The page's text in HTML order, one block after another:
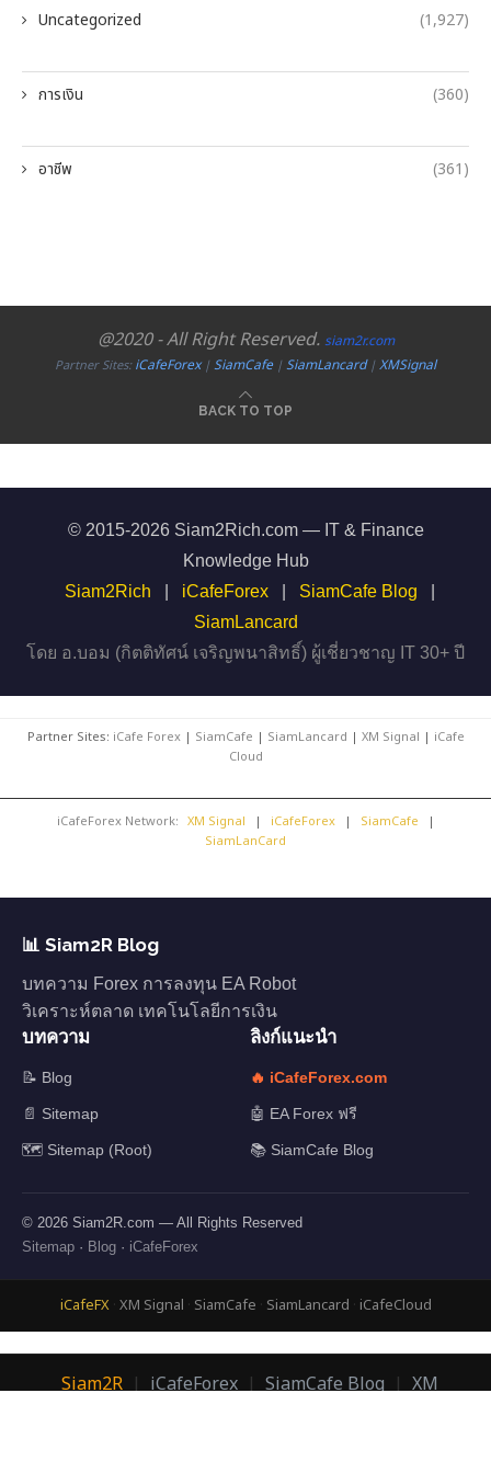
Uncategorized (1,927)
การเงิน (360)
อาชีพ (361)
@2020 - All Right Reserved. siam2r.com
Partner Sites:iCafeForex|SiamCafe|SiamLancard|XMSignal
BACK TO TOP
© 2015-2026 Siam2Rich.com — IT & Finance
Knowledge Hub
Siam2Rich
iCafeForex SiamCafe Blog
SiamLancard
โดย อ.บอม (กิตติทัศน์ เจริญพนาสิทธิ์) ผู้เชี่ยวชาญ IT 30+ ปี
Partner Sites: iCafe Forex| SiamCafe | SiamLancard | XM Signal | iCafe
Cloud
iCafeForex Network: XM Signal | iCafeForex | SiamCafe
|
SiamLanCard
📊 Siam2R Blog
บทความ Forex การลงทุน EA Robot
วิเคราะห์ตลาด เทคโนโลยีการเงิน
บทความ
📝 Blog
📄 Sitemap
🗺️ Sitemap (Root)
ลิงก์แนะนำ
🔥 iCafeForex.com
🤖 EA Forex ฟรี
📚 SiamCafe Blog
© 2026 Siam2R.com — All Rights Reserved
Sitemap · Blog · iCafeForex
iCafeFX· XM Signal · SiamCafe · SiamLancard · iCafeCloud
Siam2R | iCafeForex | SiamCafe Blog | XM